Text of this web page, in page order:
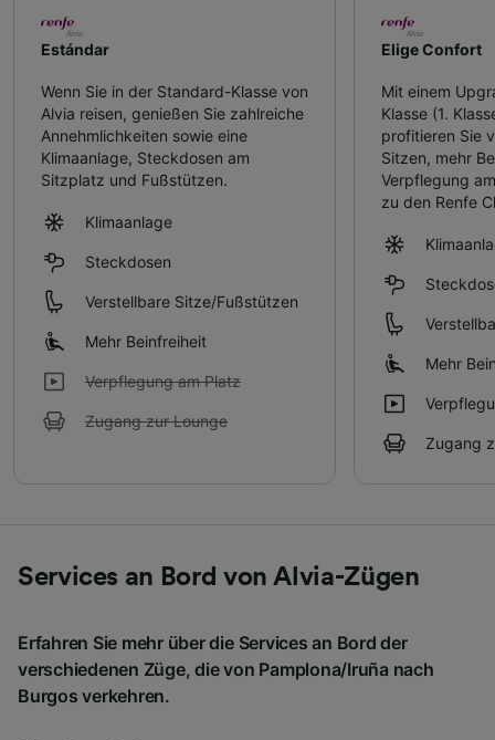
Estándar
Wenn Sie in der Standard-Klasse von
Alvia reisen, genießen Sie zahlreiche
Annehmlichkeiten sowie eine
Klimaanlage, Steckdosen am
Sitzplatz und Fußstützen.
Klimaanlage
Steckdosen
Verstellbare Sitze/Fußstützen
Mehr Beinfreiheit
Verpflegung am Platz
Zugang zur Lounge
Elige Confort
Mit einem
Klasse (1.
profitieren Sie
Sitzen, mehr
Verpflegung
zu den Renfe
Mehr
Zugang
Services an Bord von Alvia-Zügen
Erfahren Sie mehr über die Services an Bord der
verschiedenen Züge, die von Pamplona/Iruña nach
Burgos verkehren.